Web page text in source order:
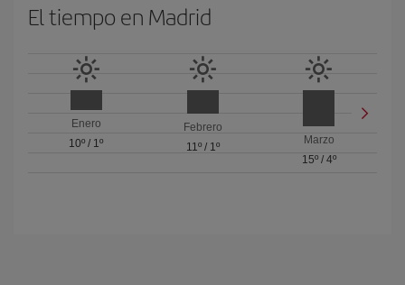
El tiempo en Madrid
Enero
10º / 1º
Febrero
11º/ 1º
Marzo
15º/ 4º